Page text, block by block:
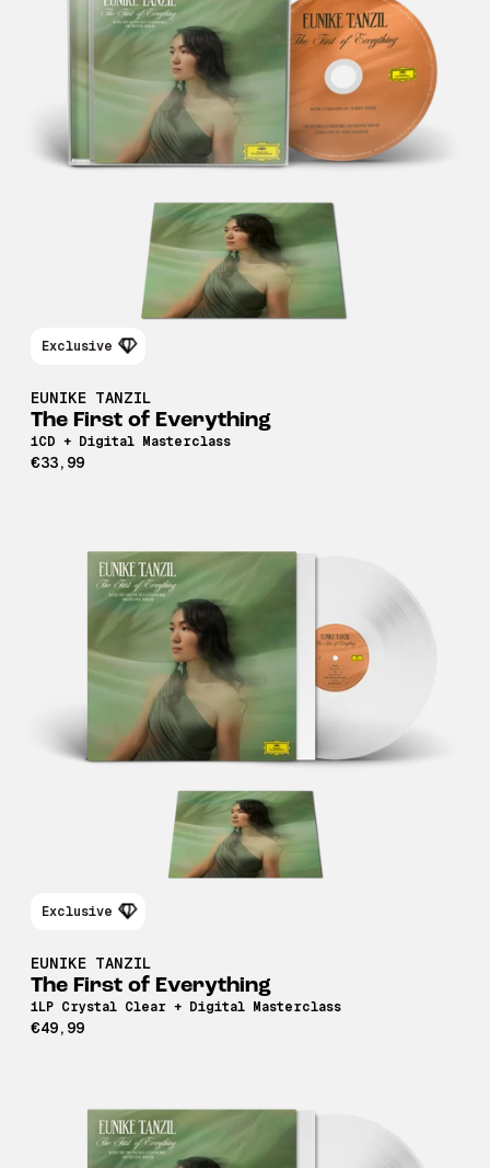
Exclusive
EUNIKE TANZIL
The First of Everything
1CD + Digital Masterclass
€33,99
Exclusive
EUNIKE TANZIL
The First of Everything
1LP Crystal Clear + Digital Masterclass
€49,99